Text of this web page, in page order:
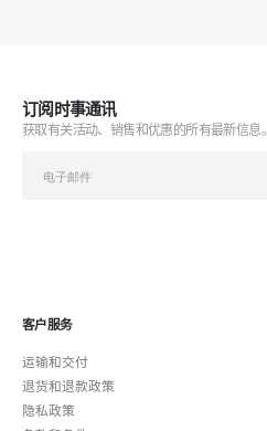
订阅时事通讯
获取有关活动、销售和优惠的所有最新信息。
客户服务
运输和交付
退货和退款政策
隐私政策